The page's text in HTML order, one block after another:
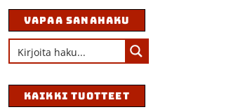
VAPAA SANAHAKU
KAIKKI TUOTTEET